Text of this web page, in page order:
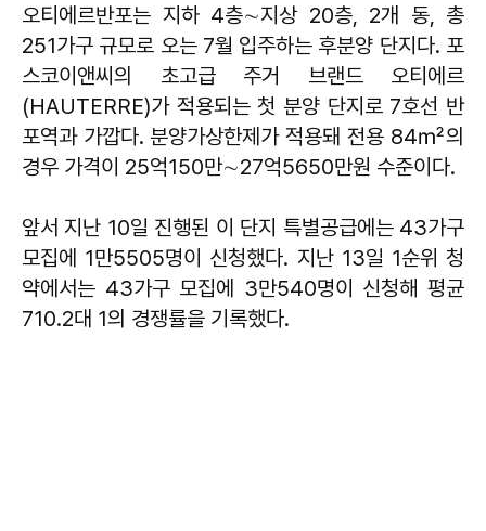
오티에르반포는 지하 4층∼지상 20층, 2개 동, 총
251가구 규모로 오는 7월 입주하는 후분양 단지다. 포
스코이앤씨의 초고급 주거 브랜드 오티에르
(HAUTERRE)가 적용되는 첫 분양 단지로 7호선 반
포역과 가깝다. 분양가상한제가 적용돼 전용 84㎡의
경우 가격이 25억150만∼27억5650만원 수준이다.
앞서 지난 10일 진행된 이 단지 특별공급에는 43가구
모집에 1만5505명이 신청했다. 지난 13일 1순위 청
약에서는 43가구 모집에 3만540명이 신청해 평균
710.2대 1의 경쟁률을 기록했다.